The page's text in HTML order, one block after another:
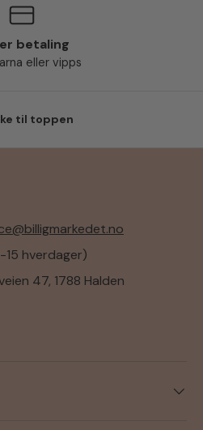
betaling
eller vipps
til toppen
hverdager)
47, 1788 Halden